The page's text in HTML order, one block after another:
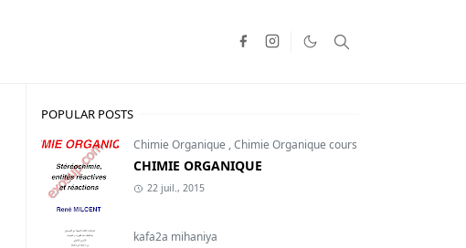
POPULAR POSTS
Chimie Organique ,Chimie Organique cours
CHIMIE ORGANIQUE
22 juil., 2015
kafa2a mihaniya